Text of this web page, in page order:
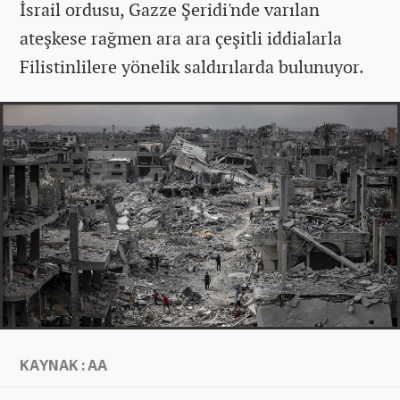
İsrail ordusu, Gazze Şeridi'nde varılan
ateşkese rağmen ara ara çeşitli iddialarla
Filistinlilere yönelik saldırılarda bulunuyor.
KAYNAK : AA